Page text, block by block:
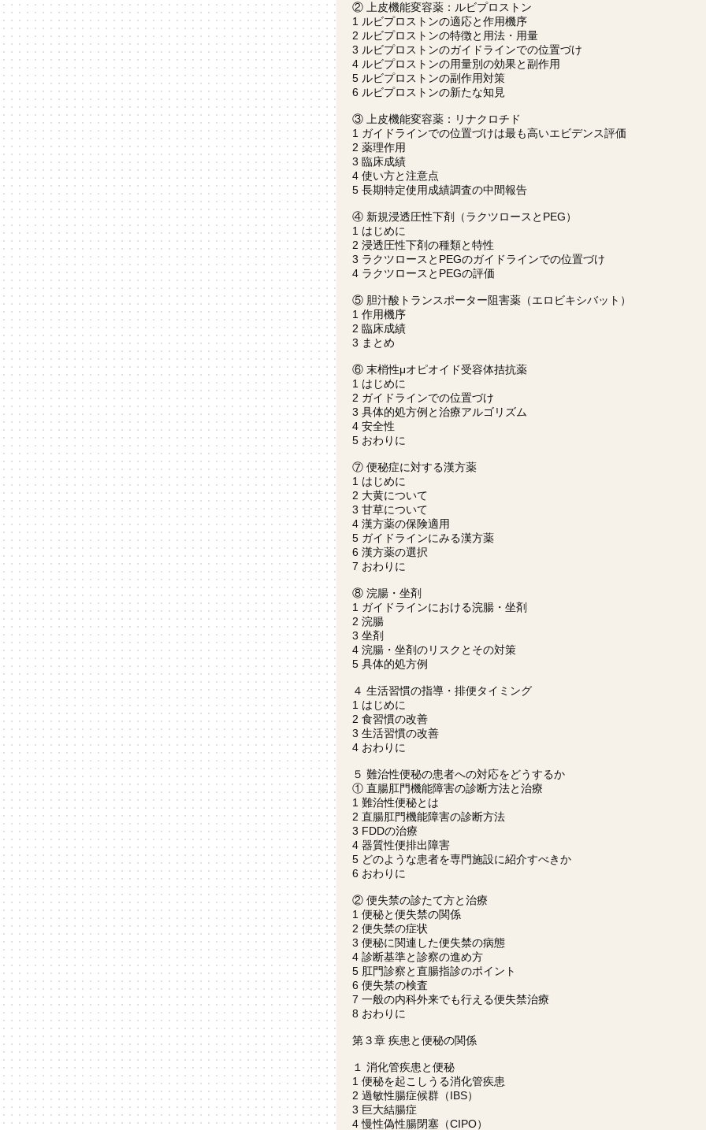
② 上皮機能変容薬：ルビプロストン
1 ルビプロストンの適応と作用機序
2 ルビプロストンの特徴と用法・用量
3 ルビプロストンのガイドラインでの位置づけ
4 ルビプロストンの用量別の効果と副作用
5 ルビプロストンの副作用対策
6 ルビプロストンの新たな知見
③ 上皮機能変容薬：リナクロチド
1 ガイドラインでの位置づけは最も高いエビデンス評価
2 薬理作用
3 臨床成績
4 使い方と注意点
5 長期特定使用成績調査の中間報告
④ 新規浸透圧性下剤（ラクツロースとPEG）
1 はじめに
2 浸透圧性下剤の種類と特性
3 ラクツロースとPEGのガイドラインでの位置づけ
4 ラクツロースとPEGの評価
⑤ 胆汁酸トランスポーター阻害薬（エロビキシバット）
1 作用機序
2 臨床成績
3 まとめ
⑥ 末梢性μオピオイド受容体拮抗薬
1 はじめに
2 ガイドラインでの位置づけ
3 具体的処方例と治療アルゴリズム
4 安全性
5 おわりに
⑦ 便秘症に対する漢方薬
1 はじめに
2 大黄について
3 甘草について
4 漢方薬の保険適用
5 ガイドラインにみる漢方薬
6 漢方薬の選択
7 おわりに
⑧ 浣腸・坐剤
1 ガイドラインにおける浣腸・坐剤
2 浣腸
3 坐剤
4 浣腸・坐剤のリスクとその対策
5 具体的処方例
４ 生活習慣の指導・排便タイミング
1 はじめに
2 食習慣の改善
3 生活習慣の改善
4 おわりに
５ 難治性便秘の患者への対応をどうするか
① 直腸肛門機能障害の診断方法と治療
1 難治性便秘とは
2 直腸肛門機能障害の診断方法
3 FDDの治療
4 器質性便排出障害
5 どのような患者を専門施設に紹介すべきか
6 おわりに
② 便失禁の診たて方と治療
1 便秘と便失禁の関係
2 便失禁の症状
3 便秘に関連した便失禁の病態
4 診断基準と診察の進め方
5 肛門診察と直腸指診のポイント
6 便失禁の検査
7 一般の内科外来でも行える便失禁治療
8 おわりに
第３章 疾患と便秘の関係
１ 消化管疾患と便秘
1 便秘を起こしうる消化管疾患
2 過敏性腸症候群（IBS）
3 巨大結腸症
4 慢性偽性腸閉塞（CIPO）